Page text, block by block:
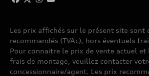
Les prix affichés sur le présent site sont
recommandés (TVAc), hors éventuels
Pour connaitre le prix de vente actuel et
frais de montage, veuillez contacter
concessionnaire/agent. Les prix